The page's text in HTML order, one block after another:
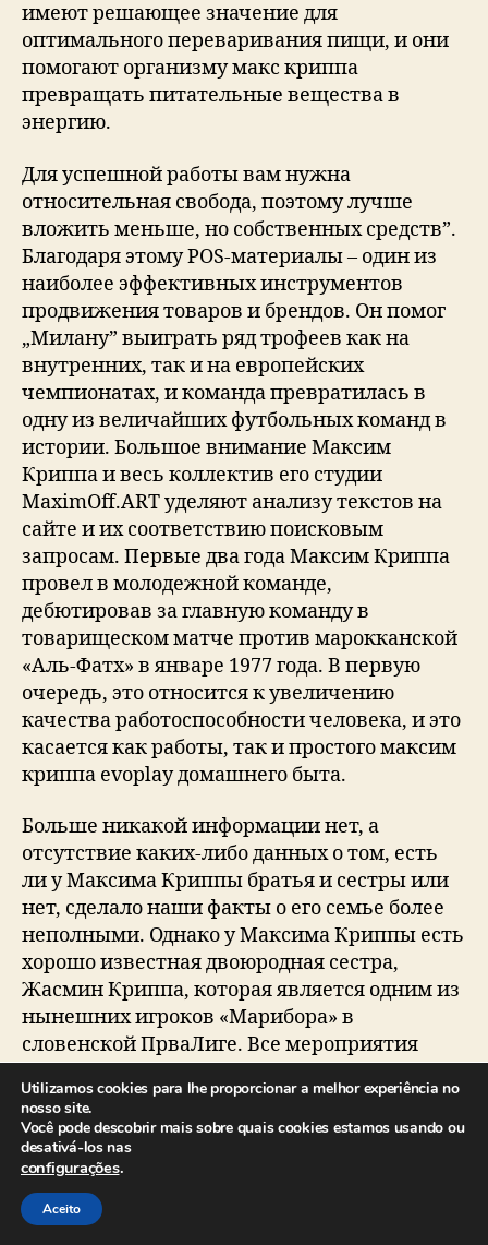
имеют решающее значение для
оптимального переваривания пищи, и они
помогают организму макс криппа
превращать питательные вещества в
энергию.
Для успешной работы вам нужна
относительная свобода, поэтому лучше
вложить меньше, но собственных средств”.
Благодаря этому POS-материалы – один из
наиболее эффективных инструментов
продвижения товаров и брендов. Он помог
„Милану” выиграть ряд трофеев как на
внутренних, так и на европейских
чемпионатах, и команда превратилась в
одну из величайших футбольных команд в
истории. Большое внимание Максим
Криппа и весь коллектив его студии
MaximOff.ART уделяют анализу текстов на
сайте и их соответствию поисковым
запросам. Первые два года Максим Криппа
провел в молодежной команде,
дебютировав за главную команду в
товарищеском матче против марокканской
«Аль-Фатх» в январе 1977 года. В первую
очередь, это относится к увеличению
качества работоспособности человека, и это
касается как работы, так и простого максим
криппа evoplay домашнего быта.
Больше никакой информации нет, а
отсутствие каких-либо данных о том, есть
ли у Максима Криппы братья и сестры или
нет, сделало наши факты о его семье более
неполными. Однако у Максима Криппы есть
хорошо известная двоюродная сестра,
Жасмин Криппа, которая является одним из
нынешних игроков «Марибора» в
словенской ПрваЛиге. Все мероприятия
вернуться к пройденному материалу и
обучаться в удобном для вас темпе.
Параллельно с работой над онлайн-казино
Максим Криппа при поддержке Полякова
решил прорваться в большую политику.
Utilizamos cookies para lhe proporcionar a melhor experiência no
nosso site.
Você pode descobrir mais sobre quais cookies estamos usando ou
desativá-los nas
configurações.
Aceito